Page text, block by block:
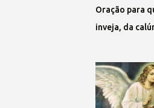
Oração para
inveja, da